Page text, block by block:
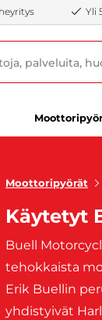
Yli
Moottoripyörät
Käytetyt
Buell
tehokkaista
Erik Buellin
yhdistyivät